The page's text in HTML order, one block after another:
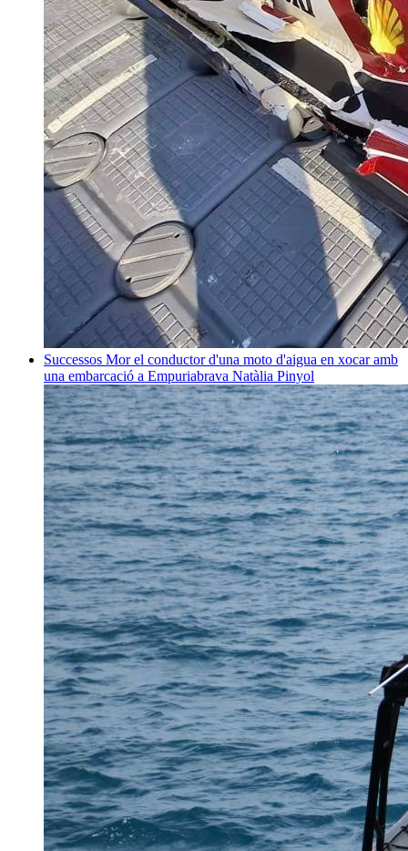
Successos Mor el conductor d'una moto d'aigua en xocar amb
una embarcació a Empuriabrava Natàlia Pinyol